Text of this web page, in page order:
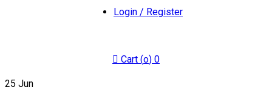
Login / Register
Cart (o) 0
25 Jun